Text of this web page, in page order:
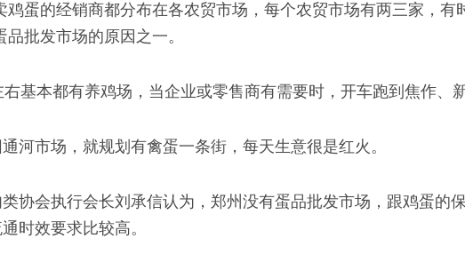
蛋的经销商都分布在各农贸市场，每个农贸市场有两三家，有
批发市场的原因之一。
基本都有养鸡场，当企业或零售商有需要时，开车跑到焦作、
河市场，就规划有禽蛋一条街，每天生意很是红火。
协会执行会长刘承信认为，郑州没有蛋品批发市场，跟鸡蛋的
时效要求比较高。